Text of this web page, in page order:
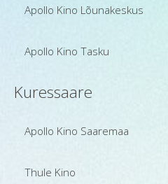
Apollo Kino Lõunakeskus
Apollo Kino Tasku
Kuressaare
Apollo Kino Saaremaa
Thule Kino